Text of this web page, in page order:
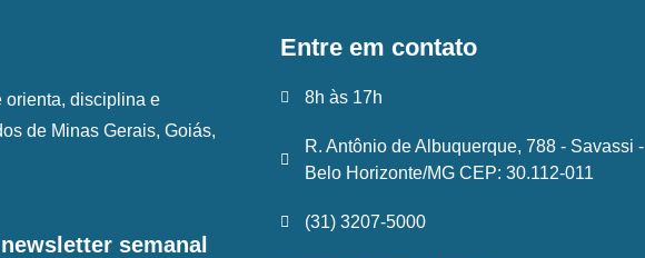
orienta, disciplina e
de Minas Gerais, Goiás,
semanal
Entre em contato
8h às 17h
R. Antônio de Albuquerque, 788 - Savassi -
Belo Horizonte/MG CEP: 30.112-011
(31) 3207-5000